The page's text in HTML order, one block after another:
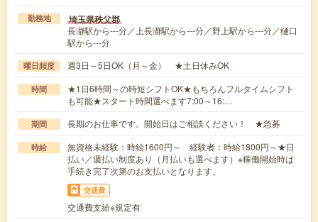
勤務地 埼玉県秩父郡
長瀞駅から---分／上長瀞駅から---分／野上駅から---分／樋口
駅から---分
曜日頻度 週3日～5日OK（月～金） ★土日休みOK
時間
★1日6時間～の時短シフトOK★もちろんフルタイムシフト
も可能★スタート時間選べます7:00～16:…
期間 長期のお仕事です。開始日はご相談ください！ ★急募
時給
無資格未経験：時給1600円～ 経験者：時給1800円～★日
払い／週払い制度あり（月払いも選べます）※稼働開始時は
手続き完了次第のお支払いとなります。
交通費
交通費支給※規定有